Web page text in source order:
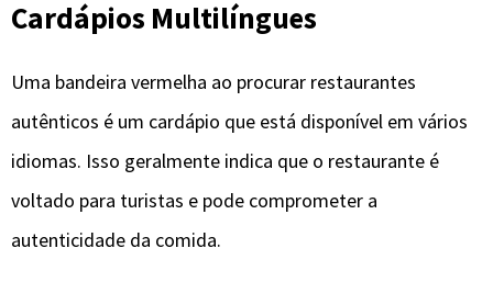
Cardápios Multilíngues
Uma bandeira vermelha ao procurar restaurantes
autênticos é um cardápio que está disponível em vários
idiomas. Isso geralmente indica que o restaurante é
voltado para turistas e pode comprometer a
autenticidade da comida.